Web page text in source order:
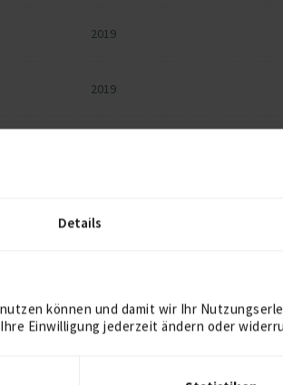
Details
können und damit wir Ihr
Einwilligung jederzeit ändern oder
2019
2019